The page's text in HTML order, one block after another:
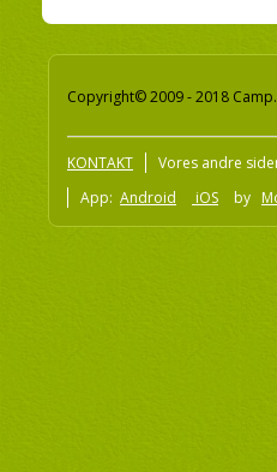
Copyright© 2009 - 2018
KONTAKT Vores andre
App: Android iOS by